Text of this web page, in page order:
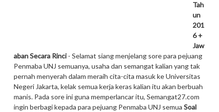
Tah
un
201
6 +
Jaw
aban Secara Rinci - Selamat siang menjelang sore para pejuang
Penmaba UNJ semuanya, usaha dan semangat kalian yang tak
pernah menyerah dalam meraih cita-cita masuk ke Universitas
Negeri Jakarta, kelak semua kerja keras kalian itu akan berbuah
manis. Pada sore ini guna memperlancar itu, Semangat27.com
ingin berbagi kepada para pejuang Penmaba UNJ semua Soal